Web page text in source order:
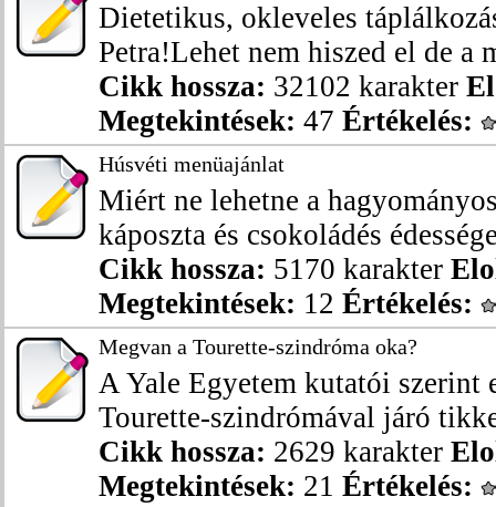
Dietetikus, okleveles
Petra!Lehet nem hiszed el de a
Cikk hossza: 32102 karakter
Megtekintések: 47 Értékelés:
Húsvéti menüajánlat
Miért ne lehetne a
káposzta és csokoládés
Cikk hossza: 5170 karakter
Megtekintések: 12 Értékelés:
Megvan a Tourette-szindróma oka?
A Yale Egyetem kutatói szerint
Tourette-szindrómával járó
Cikk hossza: 2629 karakter
Megtekintések: 21 Értékelés: